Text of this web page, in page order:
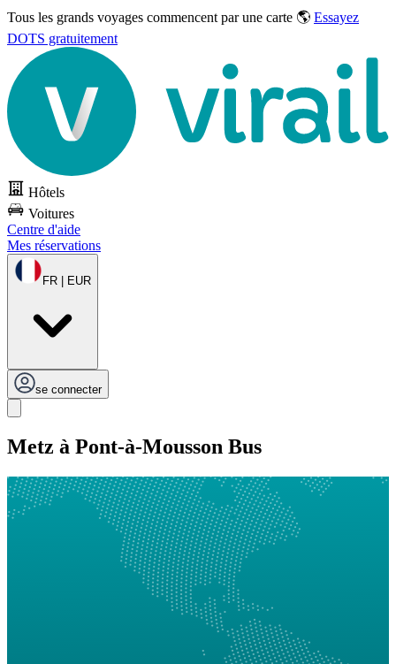
Tous les grands voyages commencent par une carte 🌎 Essayez
DOTS gratuitement
Hôtels
Voitures
Centre d'aide
Mes réservations
FR | EUR
se connecter
Metz à Pont-à-Mousson Bus